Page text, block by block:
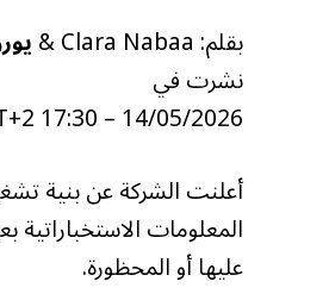
بقلم: Clara Nabaa &
نشرت في
14/05/2026 – 17:30 GMT+2
أعلنت الشركة عن بنية
المعلومات
عليها أو المحظورة.